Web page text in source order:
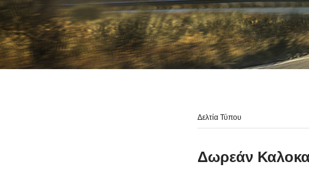
Δελτία Τύπου
Δωρεάν